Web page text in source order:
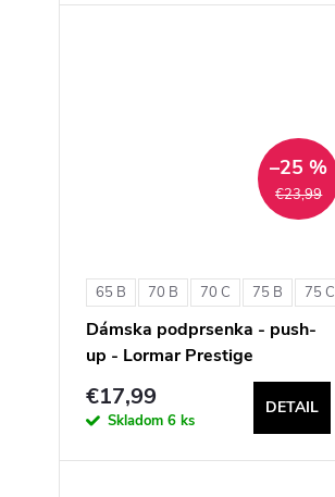
€23,99
–25 %
65 B 70 B 70 C 75 B 75 C
Dámska podprsenka - push-
up - Lormar Prestige
€17,99
Skladom 6 ks
DETAIL